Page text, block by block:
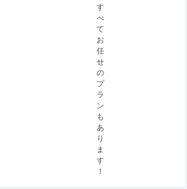
す
べ
て
お
任
せ
の
プ
ラ
ン
も
あ
り
ま
す
！